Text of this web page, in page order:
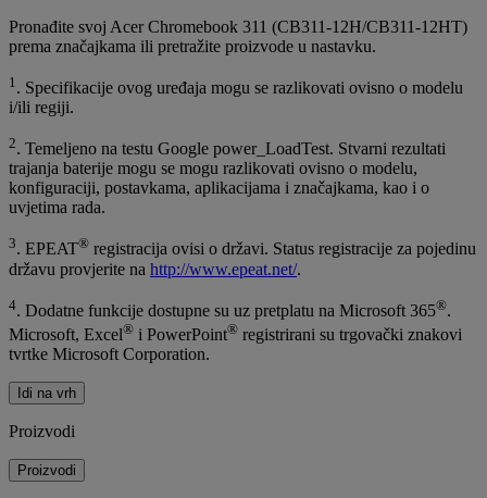
Pronađite svoj Acer Chromebook 311 (CB311-12H/CB311-12HT)
prema značajkama ili pretražite proizvode u nastavku.
1 . Specifikacije ovog uređaja mogu se razlikovati ovisno o modelu
i/ili regiji.
2. Temeljeno na testu Google power_LoadTest. Stvarni rezultati
trajanja baterije mogu se mogu razlikovati ovisno o modelu,
konfiguraciji, postavkama, aplikacijama i značajkama, kao i o
uvjetima rada.
3. EPEAT® registracija ovisi o državi. Status registracije za pojedinu
državu provjerite na http://www.epeat.net/.
4. Dodatne funkcije dostupne su uz pretplatu na Microsoft 365®.
Microsoft, Excel® i PowerPoint® registrirani su trgovački znakovi
tvrtke Microsoft Corporation.
Idi na vrh
Proizvodi
Proizvodi